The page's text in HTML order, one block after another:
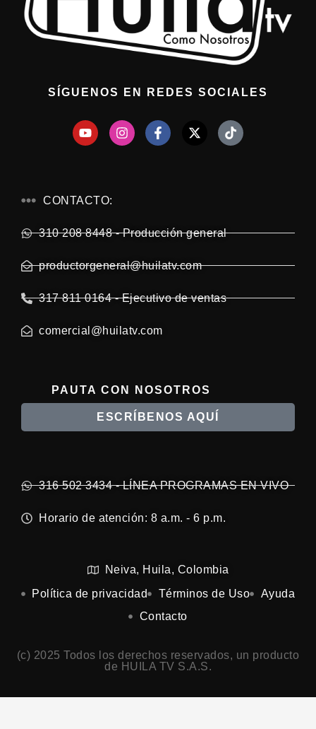
SÍGUENOS EN REDES SOCIALES
CONTACTO:
310 208 8448 - Producción general
productorgeneral@huilatv.com
317 811 0164 - Ejecutivo de ventas
comercial@huilatv.com
PAUTA CON NOSOTROS
ESCRÍBENOS AQUÍ
316 502 3434 - LÍNEA PROGRAMAS EN VIVO
Horario de atención: 8 a.m. - 6 p.m.
Neiva, Huila, Colombia
Política de privacidad
Términos de Uso
Ayuda
Contacto
(c) 2025 Todos los derechos reservados, un producto
de HUILA TV S.A.S.